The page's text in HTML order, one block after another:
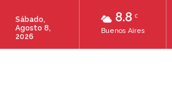
8.8 C
Buenos Aires
Sábado,
Agosto 8,
2026